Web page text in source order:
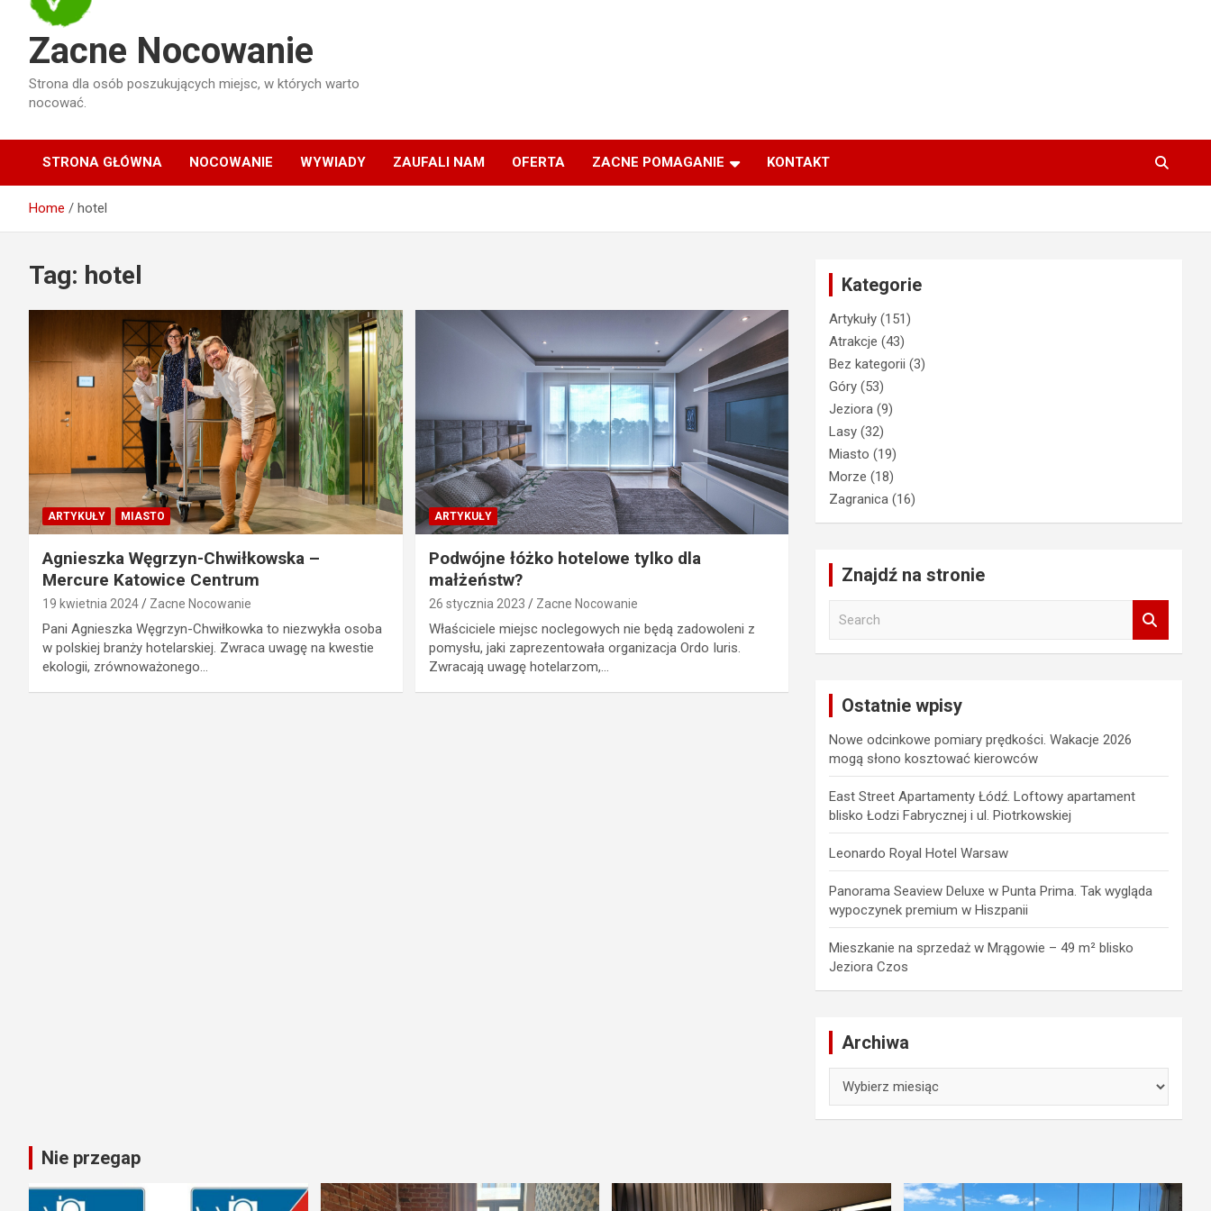
Zacne Nocowanie
Strona dla osób poszukujących miejsc, w których warto
nocować.
STRONA GŁÓWNA NOCOWANIE WYWIADY ZAUFALI NAM OFERTA ZACNE POMAGANIE KONTAKT
Home hotel
Tag: hotel
ARTYKUŁY MIASTO
Agnieszka Węgrzyn-Chwiłkowska –
Mercure Katowice Centrum
19 kwietnia 2024 Zacne Nocowanie
Pani Agnieszka Węgrzyn-Chwiłkowka to niezwykła osoba
w polskiej branży hotelarskiej. Zwraca uwagę na kwestie
ekologii, zrównoważonego…
ARTYKUŁY
Podwójne łóżko hotelowe tylko dla
małżeństw?
26 stycznia 2023 Zacne Nocowanie
Właściciele miejsc noclegowych nie będą zadowoleni z
pomysłu, jaki zaprezentowała organizacja Ordo Iuris.
Zwracają uwagę hotelarzom,…
Kategorie
Artykuły (151)
Atrakcje (43)
Bez kategorii (3)
Góry (53)
Jeziora (9)
Lasy (32)
Miasto (19)
Morze (18)
Zagranica (16)
Znajdź na stronie
Ostatnie wpisy
Nowe odcinkowe pomiary prędkości. Wakacje 2026
mogą słono kosztować kierowców
East Street Apartamenty Łódź. Loftowy apartament
blisko Łodzi Fabrycznej i ul. Piotrkowskiej
Leonardo Royal Hotel Warsaw
Panorama Seaview Deluxe w Punta Prima. Tak wygląda
wypoczynek premium w Hiszpanii
Mieszkanie na sprzedaż w Mrągowie – 49 m² blisko
Jeziora Czos
Archiwa
Nie przegap